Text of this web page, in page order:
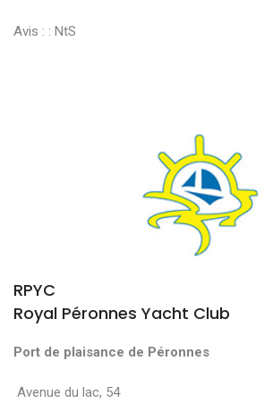
Avis : : NtS
RPYC
Royal Péronnes Yacht Club
Port de plaisance de Péronnes
Avenue du lac,